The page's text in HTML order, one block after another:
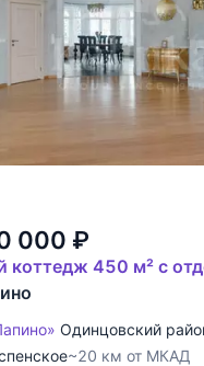
000 ₽
коттедж 450 м² с
Одинцовский
~20 км от МКАД